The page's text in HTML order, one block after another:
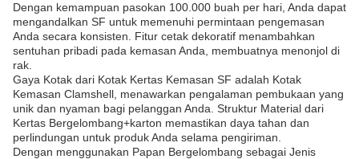
Dengan kemampuan pasokan 100.000 buah per hari, Anda dapat
mengandalkan SF untuk memenuhi permintaan pengemasan
Anda secara konsisten. Fitur cetak dekoratif menambahkan
sentuhan pribadi pada kemasan Anda, membuatnya menonjol di
rak.
Gaya Kotak dari Kotak Kertas Kemasan SF adalah Kotak
Kemasan Clamshell, menawarkan pengalaman pembukaan yang
unik dan nyaman bagi pelanggan Anda. Struktur Material dari
Kertas Bergelombang+karton memastikan daya tahan dan
perlindungan untuk produk Anda selama pengiriman.
Dengan menggunakan Papan Bergelombang sebagai Jenis